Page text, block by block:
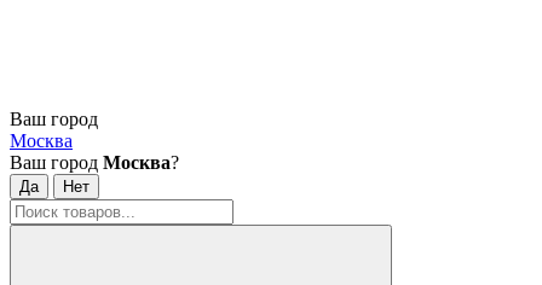
Ваш город
Москва
Ваш город Москва?